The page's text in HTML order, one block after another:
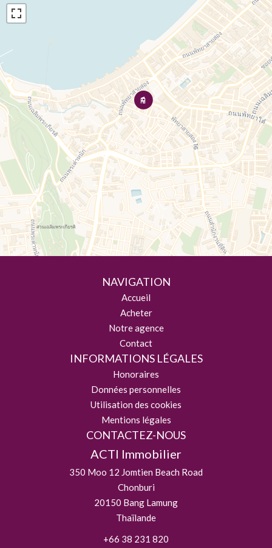
NAVIGATION
Accueil
Acheter
Notre agence
Contact
INFORMATIONS LÉGALES
Honoraires
Données personnelles
Utilisation des cookies
Mentions légales
CONTACTEZ-NOUS
ACTI Immobilier
350 Moo 12 Jomtien Beach Road
Chonburi
20150 Bang Lamung
Thaïlande
+66 38 231 820